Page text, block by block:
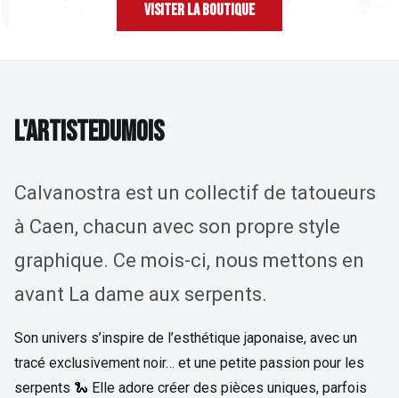
Visiter la Boutique
L'ARTISTE DU MOIS
L'ARTISTEDUMOIS
Calvanostra est un collectif de tatoueurs
à Caen, chacun avec son propre style
graphique. Ce mois-ci, nous mettons en
avant La dame aux serpents.
Son univers s’inspire de l’esthétique japonaise, avec un
tracé exclusivement noir… et une petite passion pour les
serpents 🐍 Elle adore créer des pièces uniques, parfois